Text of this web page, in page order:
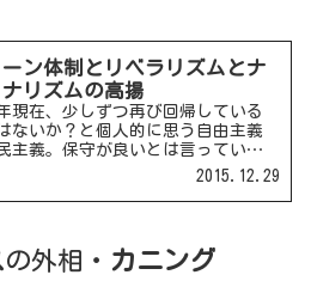
ーン体制とリベラリズムとナ
ナリズムの高揚
現在、少しずつ再び回帰している
ないか？と個人的に思う自由主義
主義。保守が良いとは言っていな
自由なのも必ずしもいいとも言っ
(リベラリズム)とは？より多くの
2015.12.29
の外相・ カニング